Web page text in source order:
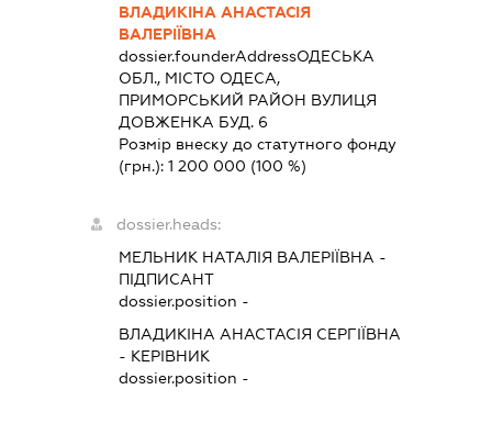
ВЛАДИКІНА АНАСТАСІЯ
ВАЛЕРІЇВНА
dossier.founderAddressОДЕСЬКА
ОБЛ., МІСТО ОДЕСА,
ПРИМОРСЬКИЙ РАЙОН ВУЛИЦЯ
ДОВЖЕНКА БУД. 6
Розмір внеску до статутного фонду
(грн.): 1 200 000 (100 %)
dossier.heads:
МЕЛЬНИК НАТАЛІЯ ВАЛЕРІЇВНА -
ПІДПИСАНТ
dossier.position -
ВЛАДИКІНА АНАСТАСІЯ СЕРГІЇВНА
- КЕРІВНИК
dossier.position -